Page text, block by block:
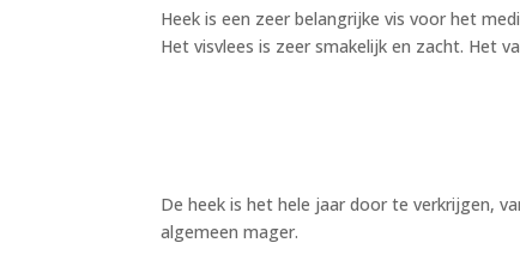
Heek is een zeer belangrijke vis voor het
Het visvlees is zeer smakelijk en zacht. Het
De heek is het hele jaar door te verkrijgen,
algemeen mager.